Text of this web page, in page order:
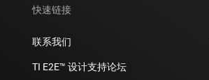
快速链接
联系我们
TI E2E™ 设计支持论坛